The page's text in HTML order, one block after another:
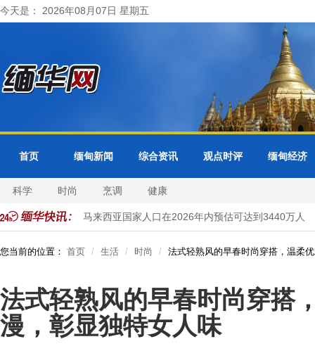
今天是： 2026年08月07日 星期五
首页 缅甸新闻 综合资讯 观点时评 缅甸经济
科学 时尚 烹调 健康
公园 马来西亚国家人口在2026年内预估可达到3440万人
您当前的位置： 首页 生活 时尚 法式轻熟风的早春时尚穿搭，温柔
法式轻熟风的早春时尚穿搭
漫，彰显独特女人味